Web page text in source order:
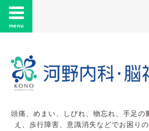
menu
頭痛、めまい、しびれ、物忘れ、手足の
え、歩行障害、意識消失などでお困り